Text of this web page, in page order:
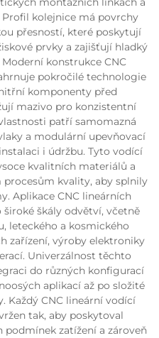
kolejnice má povrchy
přesností, které poskytují
prvky a zajišťují hladký
konstrukce CNC
pokročilé technologie
komponenty před
mazivo pro konzistentní
patří samomazná
a modulární upevňovací
i údržbu. Tyto vodící
kvalitních materiálů a
kvality, aby splnily
Aplikace CNC lineárních
škály odvětví, včetně
leteckého a kosmického
zařízení, výroby elektroniky
Univerzálnost těchto
do různých konfigurací
aplikací až po složité
Každý CNC lineární vodící
tak, aby poskytoval
zatížení a zároveň